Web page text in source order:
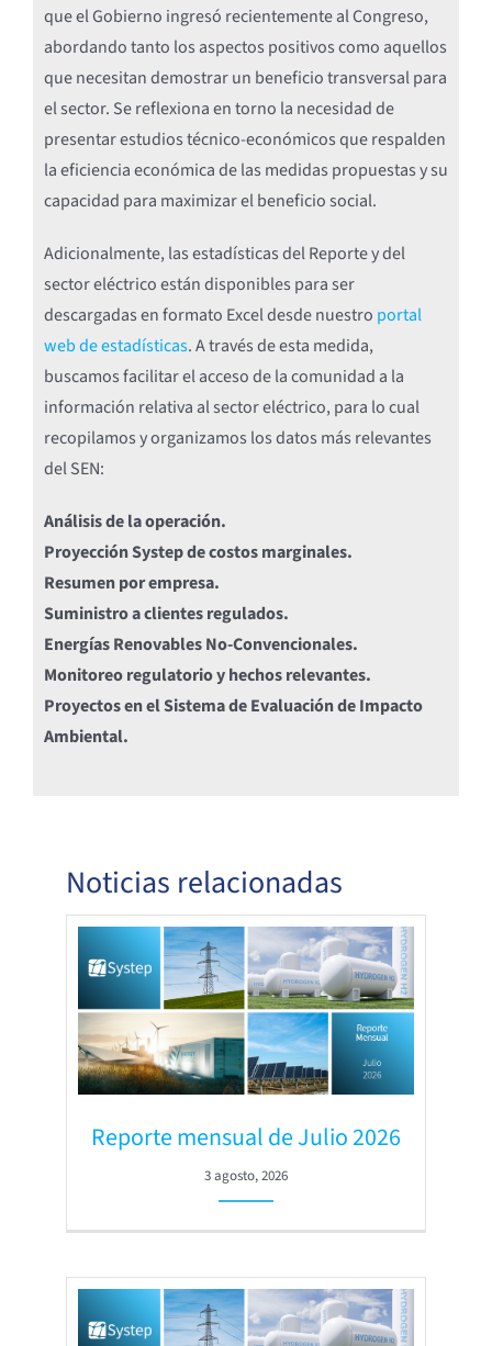
que el Gobierno ingresó recientemente al Congreso,
abordando tanto los aspectos positivos como aquellos
que necesitan demostrar un beneficio transversal para
el sector. Se reflexiona en torno la necesidad de
presentar estudios técnico-económicos que respalden
la eficiencia económica de las medidas propuestas y su
capacidad para maximizar el beneficio social.
Adicionalmente, las estadísticas del Reporte y del
sector eléctrico están disponibles para ser
descargadas en formato Excel desde nuestro portal
web de estadísticas. A través de esta medida,
buscamos facilitar el acceso de la comunidad a la
información relativa al sector eléctrico, para lo cual
recopilamos y organizamos los datos más relevantes
del SEN:
Análisis de la operación.
Proyección Systep de costos marginales.
Resumen por empresa.
Suministro a clientes regulados.
Energías Renovables No-Convencionales.
Monitoreo regulatorio y hechos relevantes.
Proyectos en el Sistema de Evaluación de Impacto
Ambiental.
Noticias relacionadas
Reporte mensual de Julio 2026
3 agosto, 2026